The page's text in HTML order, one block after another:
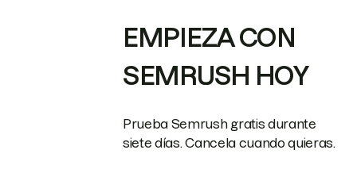
EMPIEZA CON
SEMRUSH HOY
Prueba Semrush gratis durante
siete días. Cancela cuando quieras.